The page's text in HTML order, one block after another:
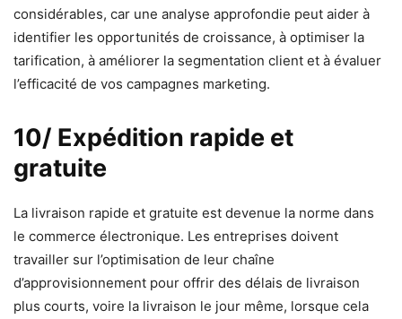
considérables, car une analyse approfondie peut aider à
identifier les opportunités de croissance, à optimiser la
tarification, à améliorer la segmentation client et à évaluer
l’efficacité de vos campagnes marketing.
10/ Expédition rapide et
gratuite
La livraison rapide et gratuite est devenue la norme dans
le commerce électronique. Les entreprises doivent
travailler sur l’optimisation de leur chaîne
d’approvisionnement pour offrir des délais de livraison
plus courts, voire la livraison le jour même, lorsque cela